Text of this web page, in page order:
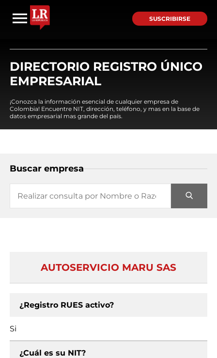
SUSCRIBIRSE
DIRECTORIO REGISTRO ÚNICO
EMPRESARIAL
¡Conozca la información esencial de cualquier empresa de
Colombia! Encuentre NIT, dirección, teléfono, y mas en la base de
datos empresarial mas grande del país.
Buscar empresa
AUTOSERVICIO MARU SAS
¿Registro RUES activo?
Si
¿Cuál es su NIT?